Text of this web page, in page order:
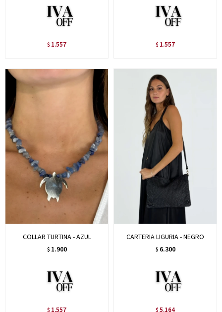
$ 1.557 $ 1.557
COLLAR TURTINA - AZUL
$ 1.900
$ 1.557
CARTERIA LIGURIA - NEGRO
$ 6.300
$ 5.164